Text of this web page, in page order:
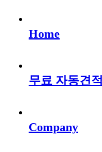
Home
무료 자동견적
Company